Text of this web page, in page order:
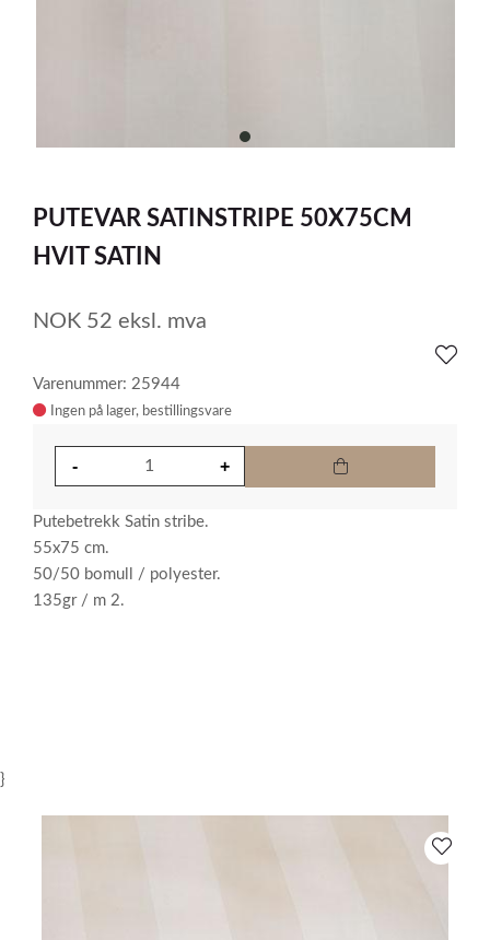
item
of
1
PUTEVAR SATINSTRIPE 50X75CM
HVIT SATIN
NOK 52 eksl. mva
Varenummer: 25944
Ingen på lager
Putebetrekk Satin stribe.
55x75 cm.
50/50 bomull / polyester.
135gr / m 2.
}